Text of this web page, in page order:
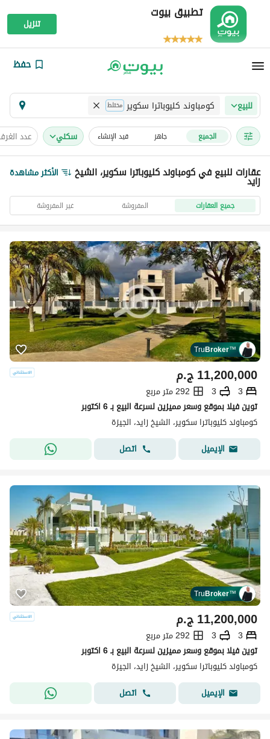
تطبيق بيوت
تنزيل
حفظ
للبيع كومباوند كليوباترا سكوير مختلط
الجميع جاهز قيد الإنشاء سكني عدد
عقارات للبيع في كومباوند كليوباترا سكوير، الشيخ
زايد الأكثر مشاهدة
جميع العقارات المفروشة غير المفروشة
TruBroker™
ج.م11,200,000
3
3
292 متر مربع
توين فيلا بموقع وسعر مميزين لسرعة البيع بـ 6 اكتوبر
كومباوند كليوباترا سكوير، الشيخ زايد، الجيزة
الإيميل
اتصل
TruBroker™
ج.م11,200,000
3
3
292 متر مربع
توين فيلا بموقع وسعر مميزين لسرعة البيع بـ 6 اكتوبر
كومباوند كليوباترا سكوير، الشيخ زايد، الجيزة
الإيميل
اتصل